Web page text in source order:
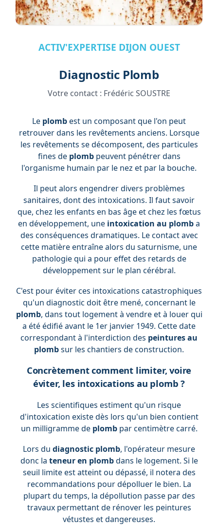
ACTIV'EXPERTISE DIJON OUEST
Diagnostic Plomb
Votre contact : Frédéric SOUSTRE
Le plombest un composant que l'on peut
retrouver dans les revêtements anciens. Lorsque
les revêtements se décomposent, des particules
fines de plombpeuvent pénétrer dans
l'organisme humain par le nez et par la bouche.
Il peut alors engendrer divers problèmes
sanitaires, dont des intoxications. Il faut savoir
que, chez les enfants en bas âge et chez les fœtus
en développement, une intoxication au plomba
des conséquences dramatiques. Le contact avec
cette matière entraîne alors du saturnisme, une
pathologie qui a pour effet des retards de
développement sur le plan cérébral.
C'est pour éviter ces intoxications catastrophiques
qu'un diagnostic doit être mené, concernant le
plomb, dans tout logement à vendre et à louer qui
a été édifié avant le 1er janvier 1949. Cette date
correspondant à l'interdiction des peintures au
plombsur les chantiers de construction.
Concrètement comment limiter, voire
éviter, les intoxications au plomb ?
Les scientifiques estiment qu'un risque
d'intoxication existe dès lors qu'un bien contient
un milligramme de plombpar centimètre carré.
Lors du diagnostic plomb, l'opérateur mesure
donc la teneur en plombdans le logement. Si le
seuil limite est atteint ou dépassé, il notera des
recommandations pour dépolluer le bien. La
plupart du temps, la dépollution passe par des
travaux permettant de rénover les peintures
vétustes et dangereuses.